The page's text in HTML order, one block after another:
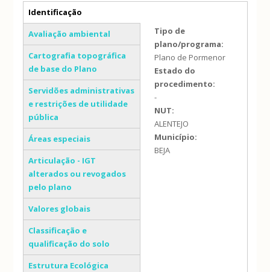
Separadores verticais
Identificação
(separador ativo)
Avaliação ambiental
Cartografia topográfica
de base do Plano
Servidões administrativas
e restrições de utilidade
pública
Áreas especiais
Articulação - IGT
alterados ou revogados
pelo plano
Valores globais
Classificação e
qualificação do solo
Estrutura Ecológica
Tipo de
plano/programa:
Plano de Pormenor
Estado do
procedimento:
-
NUT:
ALENTEJO
Município:
BEJA